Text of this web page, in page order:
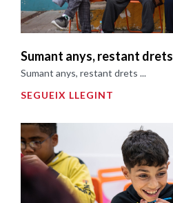
Sumant anys, restant drets
Sumant anys, restant drets ...
SEGUEIX LLEGINT